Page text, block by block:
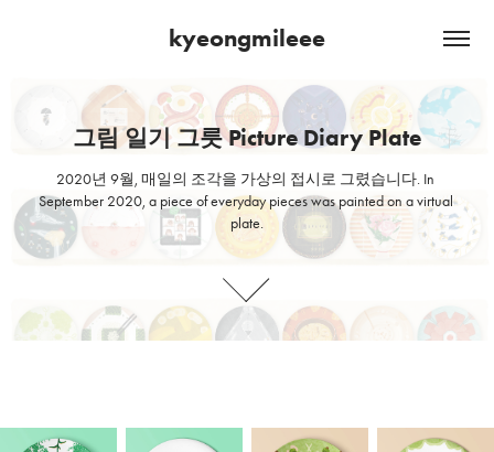
kyeongmileee
그림 일기 그릇 Picture Diary Plate
2020년 9월, 매일의 조각을 가상의 접시로 그렸습니다. In
September 2020, a piece of everyday pieces was painted on a virtual
plate.
그림 일기 그릇 Picture Diary Plate
2020년 9월, 매일의 조각을 가상의 접시로 그렸습니다. In
September 2020, a piece of everyday pieces was painted on a virtual
plate.